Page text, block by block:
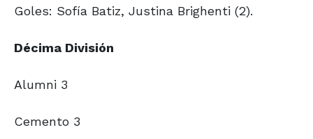
Goles: Sofía Batiz, Justina Brighenti (2).
Décima División
Alumni 3
Cemento 3